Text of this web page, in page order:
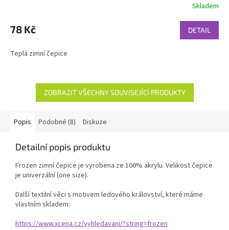
Skladem
78 Kč DETAIL
Teplá zimní čepice
ZOBRAZIT VŠECHNY SOUVISEJÍCÍ PRODUKTY
Popis Podobné (8) Diskuze
Detailní popis produktu
Frozen zimní čepice je vyrobena ze 100% akrylu. Velikost čepice
je univerzální (one size).
Další textilní věci s motivem ledového království, které máme
vlastním skladem:
https://www.xcena.cz/vyhledavani/?string=frozen